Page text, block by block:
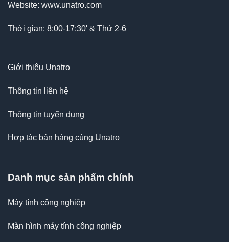
Website: www.unatro.com
Thời gian: 8:00-17:30' & Thứ 2-6
Giới thiệu Unatro
Thông tin liên hệ
Thông tin tuyển dụng
Hợp tác bán hàng cùng Unatro
Danh mục sản phẩm chính
Máy tính công nghiệp
Màn hình máy tính công nghiệp